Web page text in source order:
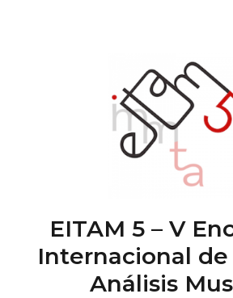
EITAM 5 – V
Internacional de
Análisis